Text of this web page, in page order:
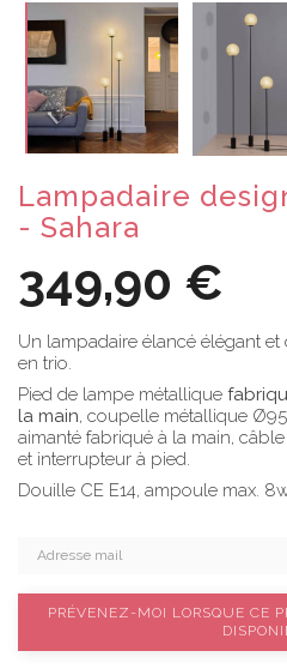
Lampadaire
- Sahara
349,90 €
Un lampadaire élancé élégant
en trio.
Pied de lampe métallique
la main, coupelle métallique
aimanté fabriqué à la main,
et interrupteur à pied.
Douille CE E14, ampoule max.
PRÉVENEZ-MOI LORSQUE CE